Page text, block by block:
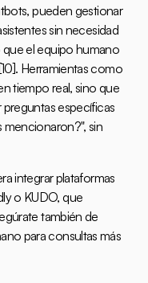
pueden gestionar
sin necesidad
el equipo humano
. Herramientas como
tiempo real, sino que
específicas
sin
integrar plataformas
o KUDO, que
también de
para consultas más